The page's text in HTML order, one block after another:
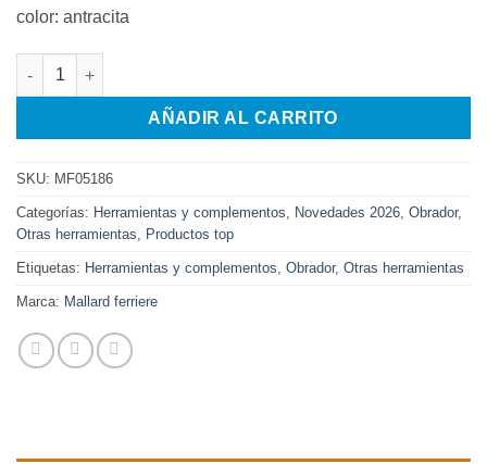
color: antracita
PINCEL ALTA TEMPERATURA 40MM cantidad
AÑADIR AL CARRITO
SKU: MF05186
Categorías: Herramientas y complementos Novedades 2026 Obrador,
Otras herramientas
Productos top
Etiquetas: Herramientas y complementos Obrador, Otras herramientas
Marca: Mallard ferriere